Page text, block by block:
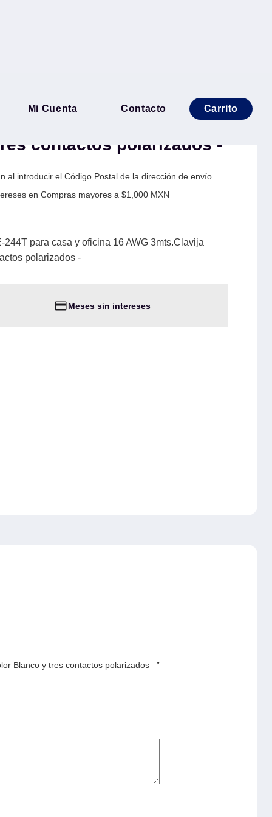
Mi Cuenta Contacto Carrito
Nextep NE-244T para
contactos polarizados -
al introducir el Código Postal de la dirección de envío
en Compras mayores a $1,000 MXN
para casa y oficina 16 AWG 3mts.Clavija
polarizados -
Meses sin intereses
Blanco y tres contactos polarizados –”